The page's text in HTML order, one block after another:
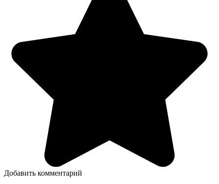
Добавить комментарий